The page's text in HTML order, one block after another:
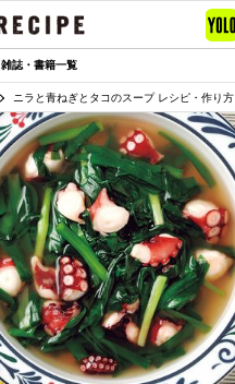
雑誌・書籍一覧
ニラと青ねぎとタコのスープ レシピ・作り方